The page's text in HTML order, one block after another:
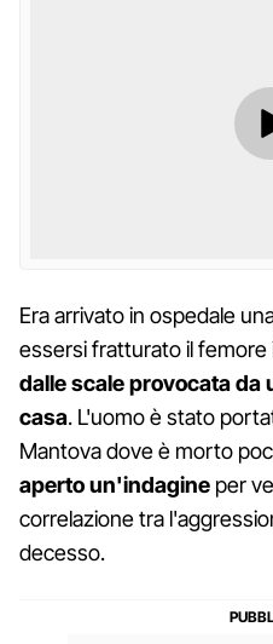
Era arrivato in ospedale
essersi fratturato il femore
dalle scale provocata da
casa. L'uomo è stato
Mantova dove è morto
aperto un'indagine per
correlazione tra
decesso.